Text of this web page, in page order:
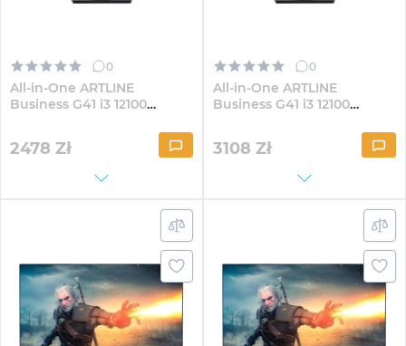
0
All-in-One ARTLINE
Business G41 i3 12100
2478 Zł
0
All-in-One ARTLINE
Business G41 i3 12100
3108 Zł